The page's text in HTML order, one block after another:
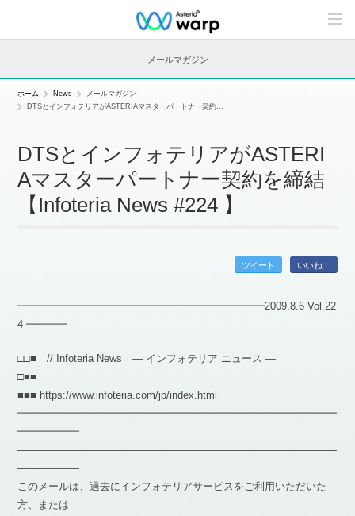
C
n
n
メールマガジン
ホーム News
メールマガジン
DTSとインフォテリアがASTERIAマスターパートナー契約...
DTSとインフォテリアがASTERI
Aマスターパートナー契約を締結
【Infoteria News #224 】
ツイート いいね！
━━━━━━━━━━━━━━━━━━━━━━━━2009.8.6 Vol.22
4 ━━━━
□□■ // Infoteria News — インフォテリア ニュース —
□■■
■■■ https://www.infoteria.com/jp/index.html
━━━━━━━━━━━━━━━━━━━━━━━━━━━━━━━
━━━━━━
―――――――――――――――――――――――――――――――
――――――
このメールは、過去にインフォテリアサービスをご利用いただいた
方、または